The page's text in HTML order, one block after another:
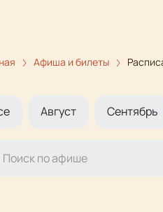
Афиша и билеты
Август Сентябрь